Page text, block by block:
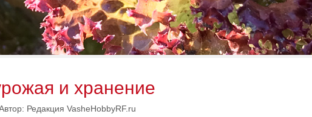
и хранение
Редакция VasheHobbyRF.ru